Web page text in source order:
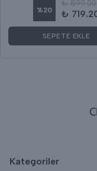
%20
₺ 899.00
₺
SEPETE EKLE
Kategoriler